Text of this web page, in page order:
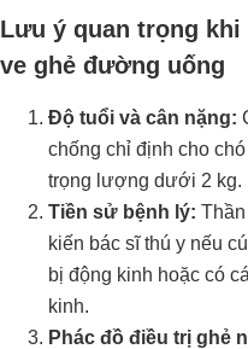
Lưu ý quan trọng
ve ghẻ đường uống
Độ tuổi và cân nặng:
chống chỉ định cho
trọng lượng dưới 2 kg.
Tiền sử bệnh lý:
kiến bác sĩ thú y nếu
bị động kinh hoặc có
kinh.
Phác đồ điều trị ghẻ